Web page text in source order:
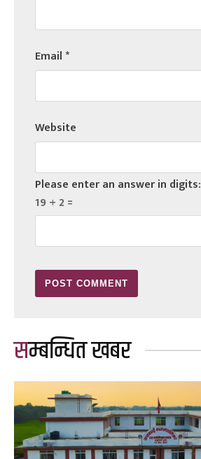
Email*
Website
Please enter an answer in digits:
19 + 2 =
सम्बन्धित खबर